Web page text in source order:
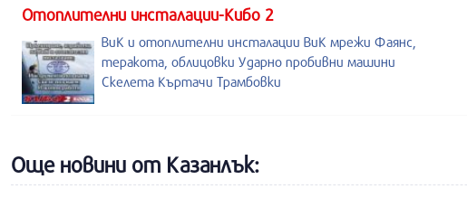
Отоплителни инсталации-Кибо 2
ВиК и отоплителни инсталации ВиК мрежи Фаянс,
теракота, облицовки Ударно пробивни машини
Скелета Къртачи Трамбовки
Още новини от Казанлък: